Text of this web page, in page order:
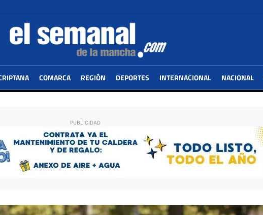
COMARCA REGIÓN DEPORTES INTERNACIONAL NACIONAL